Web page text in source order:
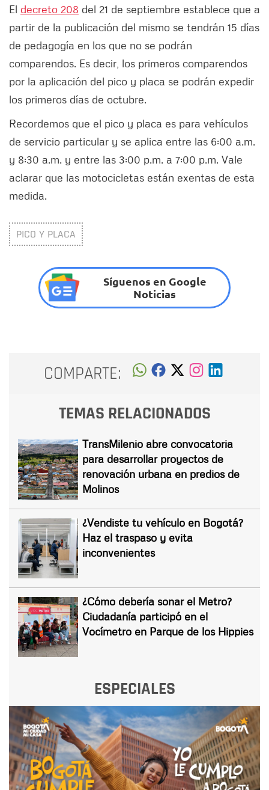
El decreto 208 del 21 de septiembre establece que a
partir de la publicación del mismo se tendrán 15 días
de pedagogía en los que no se podrán
comparendos. Es decir, los primeros comparendos
por la aplicación del pico y placa se podrán expedir
los primeros días de octubre.
Recordemos que el pico y placa es para vehículos
de servicio particular y se aplica entre las 6:00 a.m.
y 8:30 a.m. y entre las 3:00 p.m. a 7:00 p.m. Vale
aclarar que las motocicletas están exentas de esta
medida.
PICO Y PLACA
Síguenos en Google
Noticias
COMPARTE:
TEMAS RELACIONADOS
TransMilenio abre convocatoria
para desarrollar proyectos de
renovación urbana en predios de
Molinos
¿Vendiste tu vehículo en Bogotá?
Haz el traspaso y evita
inconvenientes
¿Cómo debería sonar el Metro?
Ciudadanía participó en el
Vocímetro en Parque de los Hippies
ESPECIALES